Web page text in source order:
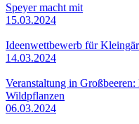
Speyer macht mit
15.03.2024
Ideenwettbewerb für
14.03.2024
Veranstaltung in
Wildpflanzen
06.03.2024